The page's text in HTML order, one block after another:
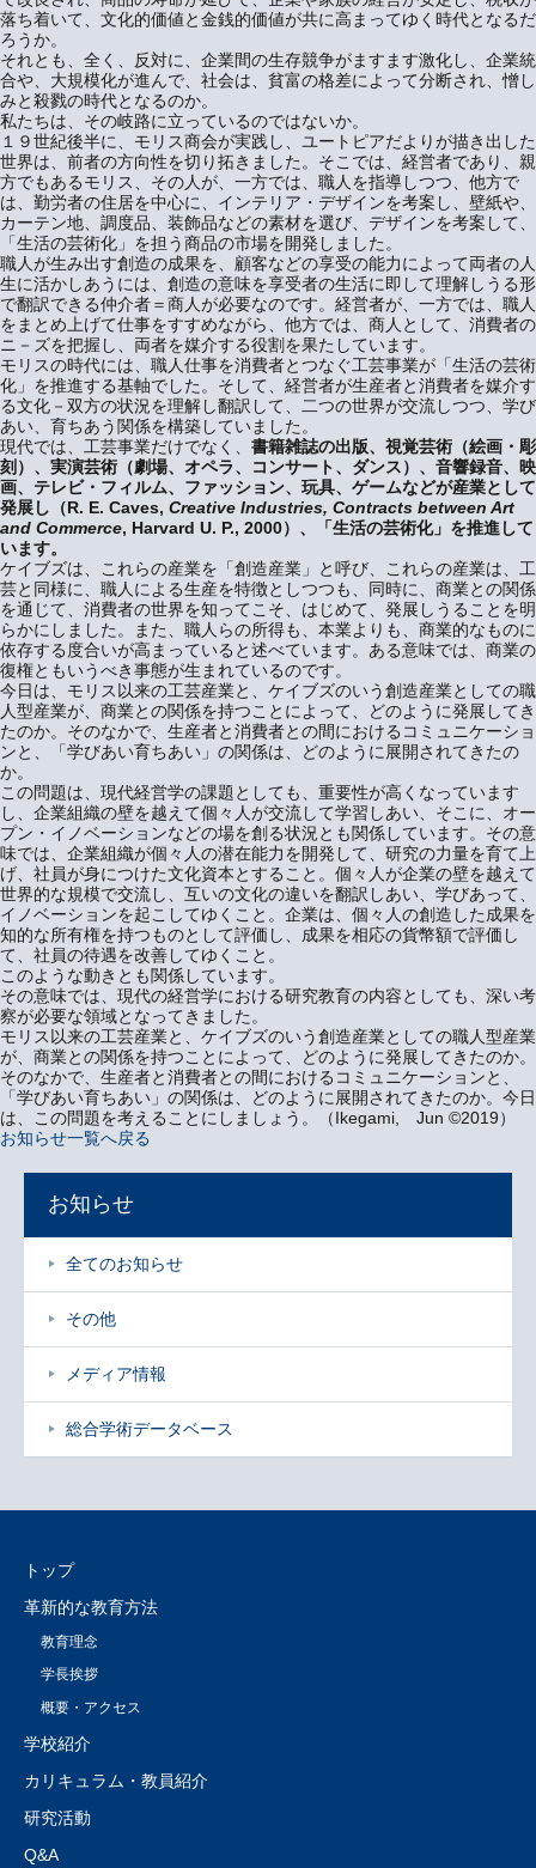
落ち着いて、文化的価値と金銭的価値が共に高まってゆく時代となるだ
ろうか。
それとも、全く、反対に、企業間の生存競争がますます激化し、企業統
合や、大規模化が進んで、社会は、貧富の格差によって分断され、憎し
みと殺戮の時代となるのか。
私たちは、その岐路に立っているのではないか。
１９世紀後半に、モリス商会が実践し、ユートピアだよりが描き出した
世界は、前者の方向性を切り拓きました。そこでは、経営者であり、親
方でもあるモリス、その人が、一方では、職人を指導しつつ、他方で
は、勤労者の住居を中心に、インテリア・デザインを考案し、壁紙や、
カーテン地、調度品、装飾品などの素材を選び、デザインを考案して、
「生活の芸術化」を担う商品の市場を開発しました。
職人が生み出す創造の成果を、顧客などの享受の能力によって両者の人
生に活かしあうには、創造の意味を享受者の生活に即して理解しうる形
で翻訳できる仲介者＝商人が必要なのです。経営者が、一方では、職人
をまとめ上げて仕事をすすめながら、他方では、商人として、消費者の
ニ－ズを把握し、両者を媒介する役割を果たしています。
モリスの時代には、職人仕事を消費者とつなぐ工芸事業が「生活の芸術
化」を推進する基軸でした。そして、経営者が生産者と消費者を媒介す
る文化－双方の状況を理解し翻訳して、二つの世界が交流しつつ、学び
あい、育ちあう関係を構築していました。
現代では、工芸事業だけでなく、 書籍雑誌の出版、視覚芸術（絵画・彫
刻）、実演芸術（劇場、オペラ、コンサート、ダンス）、音響録音、映
画、テレビ・フィルム、ファッション、玩具、ゲームなどが産業として
発展し（R. E. Caves, Creative Industries, Contracts between Art
and Commerce, Harvard U. P., 2000）、「生活の芸術化」を推進して
います。
ケイブズは、これらの産業を「創造産業」と呼び、これらの産業は、工
芸と同様に、職人による生産を特徴としつつも、同時に、商業との関係
を通じて、消費者の世界を知ってこそ、はじめて、発展しうることを明
らかにしました。また、職人らの所得も、本業よりも、商業的なものに
依存する度合いが高まっていると述べています。ある意味では、商業の
復権ともいうべき事態が生まれているのです。
今日は、モリス以来の工芸産業と、ケイブズのいう創造産業としての職
人型産業が、商業との関係を持つことによって、どのように発展してき
たのか。そのなかで、生産者と消費者との間におけるコミュニケーショ
ンと、「学びあい育ちあい」の関係は、どのように展開されてきたの
か。
この問題は、現代経営学の課題としても、重要性が高くなっています
し、企業組織の壁を越えて個々人が交流して学習しあい、そこに、オー
プン・イノベーションなどの場を創る状況とも関係しています。その意
味では、企業組織が個々人の潜在能力を開発して、研究の力量を育て上
げ、社員が身につけた文化資本とすること。個々人が企業の壁を越えて
世界的な規模で交流し、互いの文化の違いを翻訳しあい、学びあって、
イノベーションを起こしてゆくこと。企業は、個々人の創造した成果を
知的な所有権を持つものとして評価し、成果を相応の貨幣額で評価し
て、社員の待遇を改善してゆくこと。
このような動きとも関係しています。
その意味では、現代の経営学における研究教育の内容としても、深い考
察が必要な領域となってきました。
モリス以来の工芸産業と、ケイブズのいう創造産業としての職人型産業
が、商業との関係を持つことによって、どのように発展してきたのか。
そのなかで、生産者と消費者との間におけるコミュニケーションと、
「学びあい育ちあい」の関係は、どのように展開されてきたのか。今日
は、この問題を考えることにしましょう。（Ikegami, Jun ©2019）
お知らせ一覧へ戻る
お知らせ
全てのお知らせ
その他
メディア情報
総合学術データベース
トップ
革新的な教育方法
教育理念
学長挨拶
概要・アクセス
学校紹介
カリキュラム・教員紹介
研究活動
Q&A